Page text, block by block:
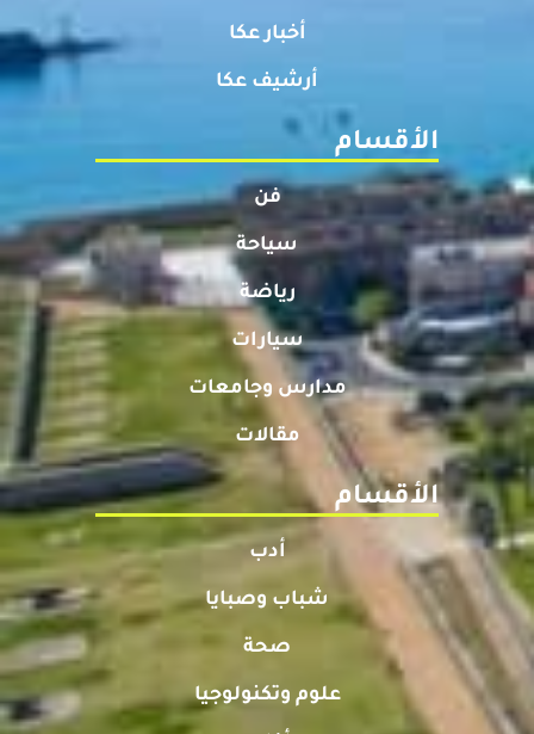
أخبار عكا
أرشيف عكا
الأقسام
فن
سياحة
رياضة
سيارات
مدارس وجامعات
مقالات
الأقسام
أدب
شباب وصبايا
صحة
علوم وتكنولوجيا